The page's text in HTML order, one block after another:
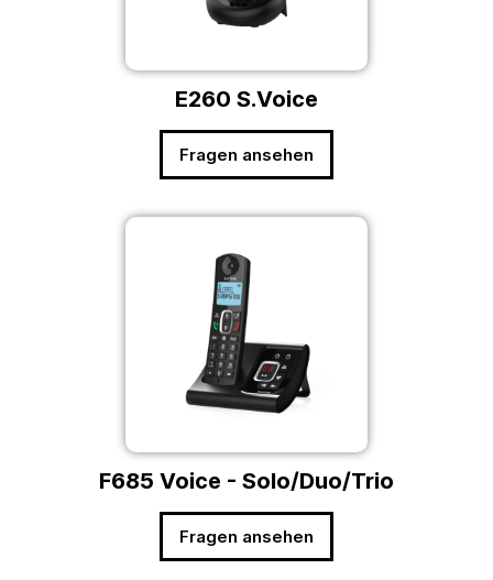
E260 S.Voice
Fragen ansehen
F685 Voice - Solo/Duo/Trio
Fragen ansehen